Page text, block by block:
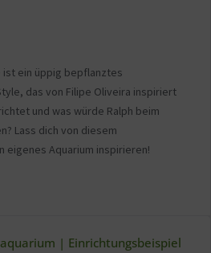
ist ein üppig bepflanztes
das von Filipe Oliveira inspiriert
und was würde Ralph beim
Lass dich von diesem
eigenes Aquarium inspirieren!
| Einrichtungsbeispiel